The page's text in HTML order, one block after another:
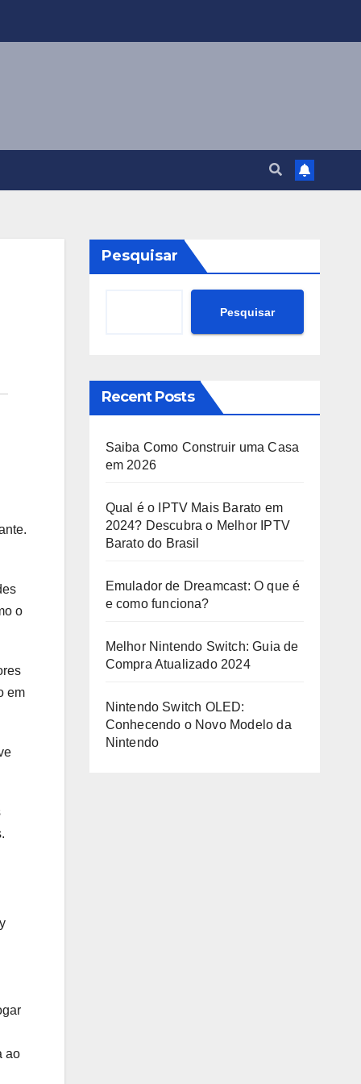
o
em
ao
Pesquisar
Pesquisar
Recent Posts
Saiba Como Construir uma Casa
em 2026
Qual é o IPTV Mais Barato em
2024? Descubra o Melhor IPTV
Barato do Brasil
Emulador de Dreamcast: O que é
e como funciona?
Melhor Nintendo Switch: Guia de
Compra Atualizado 2024
Nintendo Switch OLED:
Conhecendo o Novo Modelo da
Nintendo